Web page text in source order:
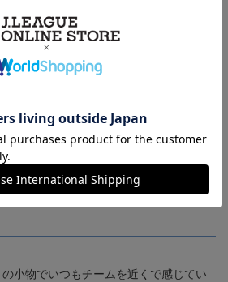
～4XL】2026/27ユニ
ォーム オーセンティッ
デル:GK
円～25,950円
タオルマフラー
小物でいつもチームを近くで感じてい